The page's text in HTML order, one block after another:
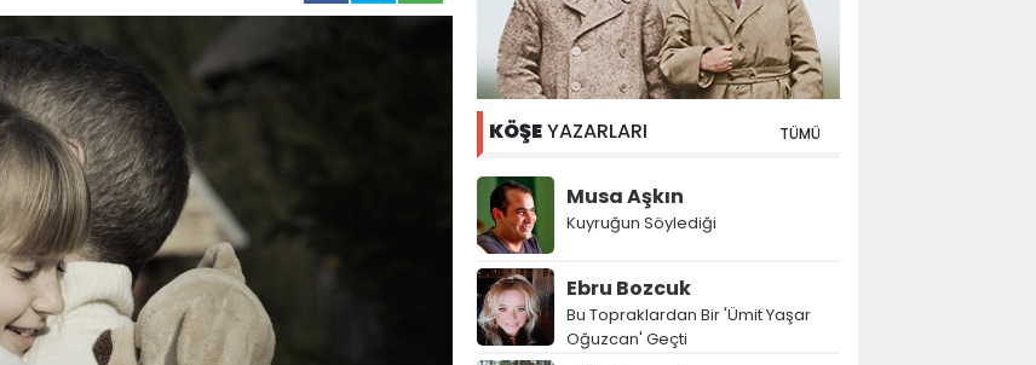
KÖŞEYAZARLARI TÜMÜ
Musa Aşkın
Kuyruğun Söylediği
Ebru Bozcuk
Bu Topraklardan Bir 'Ümit Yaşar
Oğuzcan' Geçti